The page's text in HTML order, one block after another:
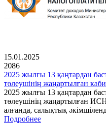
15.01.2025
2086
2025 жылғы 13 қаңтардан
төлеушінің жаңартылған
2025 жылғы 13 қаңтардан
төлеушінің жаңартылған
алғанда, салықтық
Подробнее